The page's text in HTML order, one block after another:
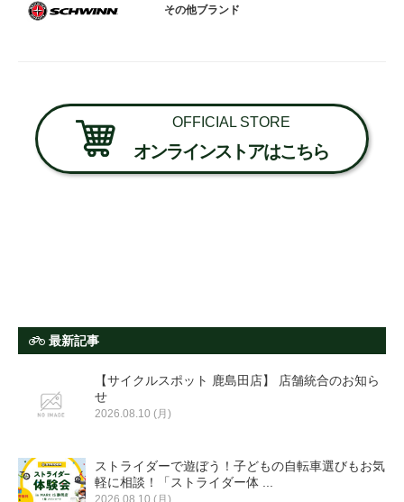
その他ブランド
OFFICIAL STORE
オンラインストアはこちら
最新記事
【サイクルスポット 鹿島田店】 店舗統合のお知ら
せ
2026.08.10 (月)
ストライダーで遊ぼう！子どもの自転車選びもお気
軽に相談！「ストライダー体 ...
2026.08.10 (月)